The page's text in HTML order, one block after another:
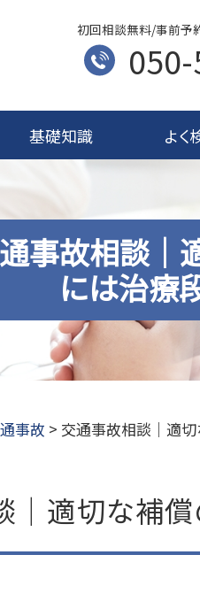
事故相談｜
には治療
初回相談無料/事前予
基礎知識 よく
事故 > 交通事故相談｜適
｜適切な補